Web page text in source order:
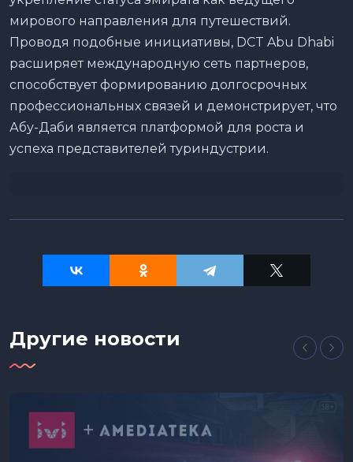
мирового направления для путешествий.
Проводя подобные инициативы, DCT Abu Dhabi
расширяет международную сеть партнеров,
способствует формированию долгосрочных
профессиональных связей и демонстрирует, что
Абу-Даби является платформой для роста и
успеха представителей туриндустрии.
Другие новости